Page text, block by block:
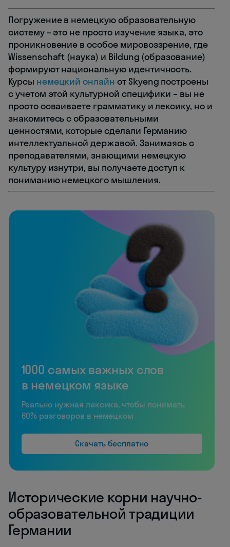
Погружение в немецкую образовательную
систему – это не просто изучение языка, это
проникновение в особое мировоззрение, где
Wissenschaft (наука) и Bildung (образование)
формируют национальную идентичность.
Курсы немецкий онлайн от Skyeng построены
с учетом этой культурной специфики – вы не
просто осваиваете грамматику и лексику, но и
знакомитесь с образовательными
ценностями, которые сделали Германию
интеллектуальной державой. Занимаясь с
преподавателями, знающими немецкую
культуру изнутри, вы получаете доступ к
пониманию немецкого мышления.
1000 самых важных слов
в немецком языке
Реально нужная лексика, чтобы понимать
60% разговоров в немецком
Скачать бесплатно
Исторические корни научно-
образовательной традиции
Германии